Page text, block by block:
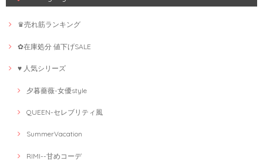
♛売れ筋ランキング
✿在庫処分 値下げSALE
♥ 人気シリーズ
夕暮薔薇-女優style
QUEEN-セレブリティ風
SummerVacation
RIMI--甘めコーデ